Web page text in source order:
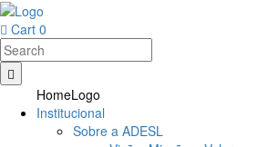
Cart 0
HomeLogo
Institucional
Sobre a ADESL